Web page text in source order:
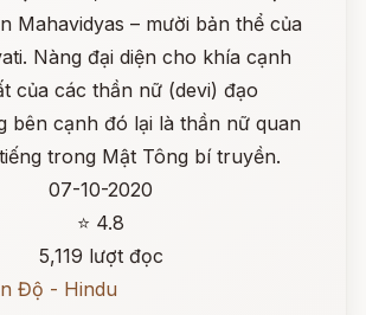
Mahavidyas – mười bản thể của
Nàng đại diện cho khía cạnh
của các thần nữ (devi) đạo
bên cạnh đó lại là thần nữ quan
trong Mật Tông bí truyền.
07-10-2020
⭐ 4.8
5,119 lượt đọc
Độ - Hindu